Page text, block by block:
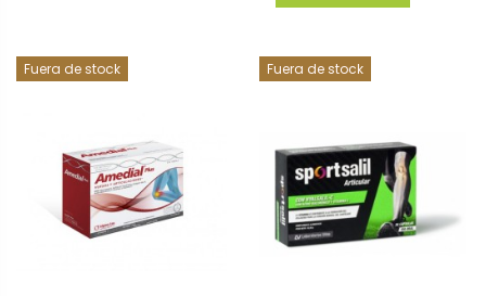
Fuera de stock Fuera de stock